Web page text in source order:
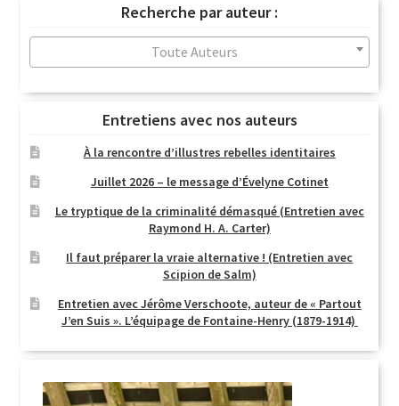
au
plus
ancien
Recherche par auteur :
Toute Auteurs
Entretiens avec nos auteurs
À la rencontre d’illustres rebelles identitaires
Juillet 2026 – le message d’Évelyne Cotinet
Le tryptique de la criminalité démasqué (Entretien avec
Raymond H. A. Carter)
Il faut préparer la vraie alternative ! (Entretien avec
Scipion de Salm)
Entretien avec Jérôme Verschoote, auteur de « Partout
J’en Suis ». L’équipage de Fontaine-Henry (1879-1914)